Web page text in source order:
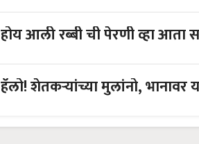
होय आली रब्बी ची पेरणी व्हा आता
हॅलो! शेतकऱ्यांच्या मुलांनो, भानावर